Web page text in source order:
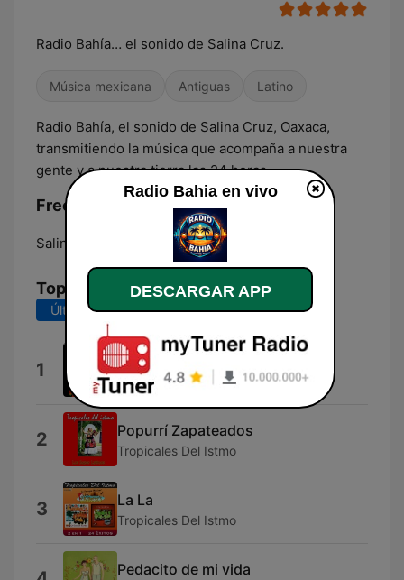
Radio Bahía… el sonido de Salina Cruz.
Música mexicana Antiguas Latino
Radio Bahía, el sonido de Salina Cruz, Oaxaca,
transmitiendo la música que acompaña a nuestra
gente y a nuestra tierra las 24 horas.
Frecuencias Radio Bahia:
Salina Cruz:
Top Canciones
Últimos 7 días Últimos 30 días
1 Bello Istmo
Tropicales Del Istmo
2 Popurrí Zapateados
Tropicales Del Istmo
3 La La
Tropicales Del Istmo
Pedacito de mi vida
Radio Bahia en vivo
DESCARGAR APP